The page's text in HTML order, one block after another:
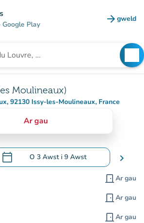
Google Play arrow_forward gweld
(tab
Moulineaux)
92130 Issy-les-Moulineaux, France
(agor yn Google Maps)
(tab newydd)
Ar gau
calendar_today O 3 Awst i 9 Awst
.Agor y calendr i newid dyddiadau chevron_right
door_front Ar gau
door_front Ar gau
door_front Ar gau